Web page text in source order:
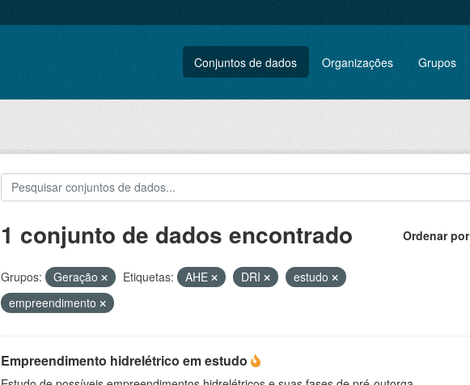
Conjuntos de dados Organizações Grupos
Ordenar por
1 conjunto de dados encontrado
Grupos: Geração Etiquetas: AHE DRI
estudo
empreendimento
Empreendimento hidrelétrico em estudo